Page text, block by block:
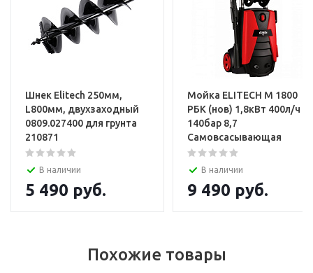
Шнек Elitech 250мм,
L800мм, двухзаходный
0809.027400 для грунта
210871
В наличии
5 490 руб.
Мойка ELITECH М 1800
РБК (нов) 1,8кВт 400л/ч
140бар 8,7
Самовсасывающая
В наличии
9 490 руб.
Похожие товары